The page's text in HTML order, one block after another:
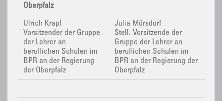
Oberpfalz
Ulrich Krapf
Vorsitzender der Gruppe
der Lehrer an
beruflichen Schulen im
BPR an der Regierung
der Oberpfalz
Julia Mörsdorf
Stell. Vorsitzende der
Gruppe der Lehrer an
beruflichen Schulen im
BPR an der Regierung der
Oberpfalz